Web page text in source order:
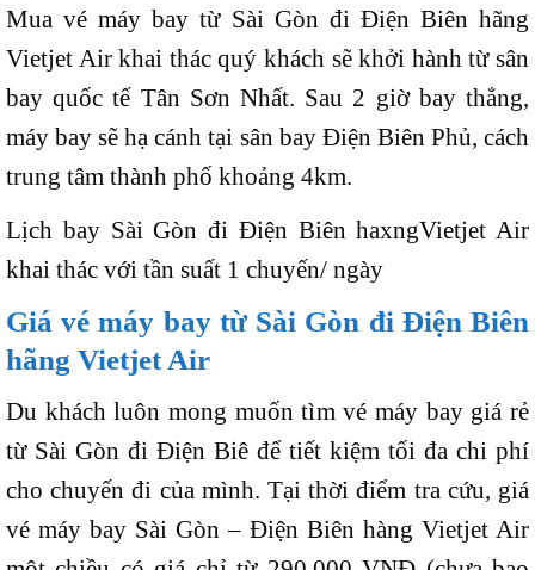
Mua vé máy bay từ Sài Gòn đi Điện Biên hãng
Vietjet Air khai thác quý khách sẽ khởi hành từ sân
bay quốc tế Tân Sơn Nhất. Sau 2 giờ bay thẳng,
máy bay sẽ hạ cánh tại sân bay Điện Biên Phủ, cách
trung tâm thành phố khoảng 4km.
Lịch bay Sài Gòn đi Điện Biên haxngVietjet Air
khai thác với tần suất 1 chuyến/ ngày
Giá vé máy bay từ Sài Gòn đi Điện Biên
hãng Vietjet Air
Du khách luôn mong muốn tìm vé máy bay giá rẻ
từ Sài Gòn đi Điện Biê để tiết kiệm tối đa chi phí
cho chuyến đi của mình. Tại thời điểm tra cứu, giá
vé máy bay Sài Gòn – Điện Biên hàng Vietjet Air